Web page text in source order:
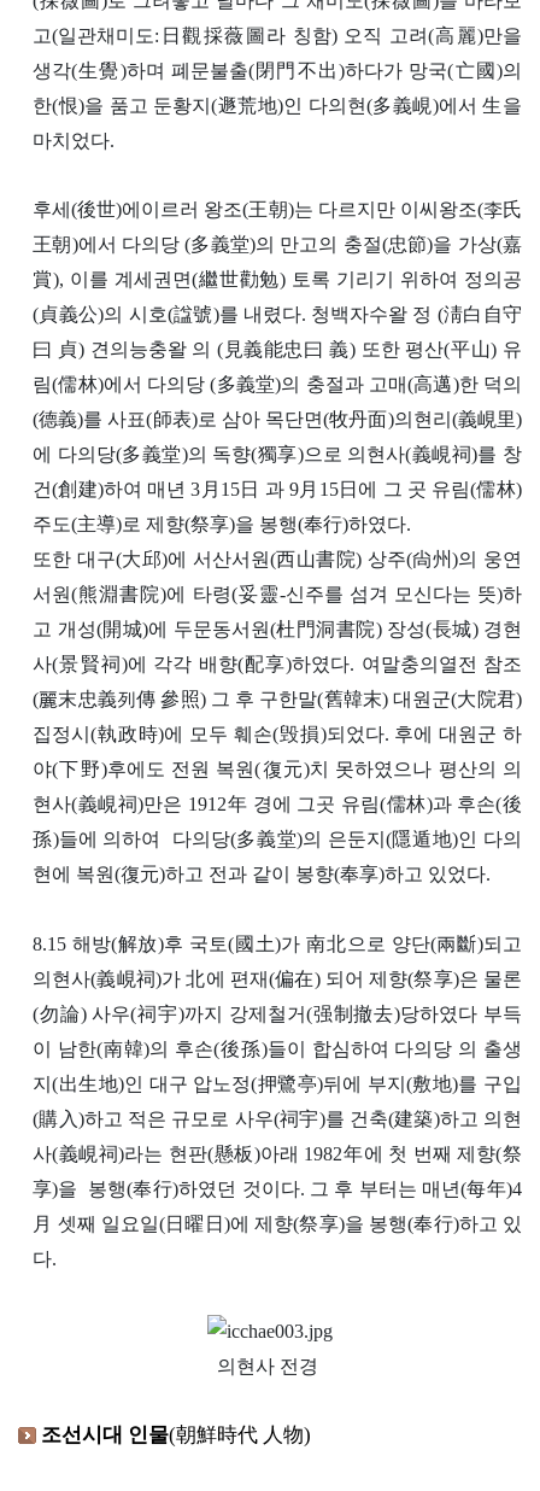
고(일관채미도:日觀採薇圖라 칭함) 오직 고려(高麗)만을
생각(生覺)하며 폐문불출(閉門不出)하다가 망국(亡國)의
한(恨)을 품고 둔황지(遯荒地)인 다의현(多義峴)에서 生을
마치었다.
후세(後世)에이르러 왕조(王朝)는 다르지만 이씨왕조(李氏
王朝)에서 다의당 (多義堂)의 만고의 충절(忠節)을 가상(嘉
賞), 이를 계세권면(繼世勸勉) 토록 기리기 위하여 정의공
(貞義公)의 시호(諡號)를 내렸다. 청백자수왈 정 (淸白自守
曰 貞) 견의능충왈 의 (見義能忠曰 義) 또한 평산(平山) 유
림(儒林)에서 다의당 (多義堂)의 충절과 고매(高邁)한 덕의
(德義)를 사표(師表)로 삼아 목단면(牧丹面)의현리(義峴里)
에 다의당(多義堂)의 독향(獨享)으로 의현사(義峴祠)를 창
건(創建)하여 매년 3月15日 과 9月15日에 그 곳 유림(儒林)
주도(主導)로 제향(祭享)을 봉행(奉行)하였다.
또한 대구(大邱)에 서산서원(西山書院) 상주(尙州)의 웅연
서원(熊淵書院)에 타령(妥靈-신주를 섬겨 모신다는 뜻)하
고 개성(開城)에 두문동서원(杜門洞書院) 장성(長城) 경현
사(景賢祠)에 각각 배향(配享)하였다. 여말충의열전 참조
(麗末忠義列傳 參照) 그 후 구한말(舊韓末) 대원군(大院君)
집정시(執政時)에 모두 훼손(毁損)되었다. 후에 대원군 하
야(下野)후에도 전원 복원(復元)치 못하였으나 평산의 의
현사(義峴祠)만은 1912年 경에 그곳 유림(儒林)과 후손(後
孫)들에 의하여 다의당(多義堂)의 은둔지(隱遁地)인 다의
현에 복원(復元)하고 전과 같이 봉향(奉享)하고 있었다.
8.15 해방(解放)후 국토(國土)가 南北으로 양단(兩斷)되고
의현사(義峴祠)가 北에 편재(偏在) 되어 제향(祭享)은 물론
(勿論) 사우(祠宇)까지 강제철거(强制撤去)당하였다 부득
이 남한(南韓)의 후손(後孫)들이 합심하여 다의당 의 출생
지(出生地)인 대구 압노정(押鷺亭)뒤에 부지(敷地)를 구입
(購入)하고 적은 규모로 사우(祠宇)를 건축(建築)하고 의현
사(義峴祠)라는 현판(懸板)아래 1982年에 첫 번째 제향(祭
享)을 봉행(奉行)하였던 것이다. 그 후 부터는 매년(每年)4
月 셋째 일요일(日曜日)에 제향(祭享)을 봉행(奉行)하고 있
다.
의현사 전경
조선시대 인물(朝鮮時代 人物)